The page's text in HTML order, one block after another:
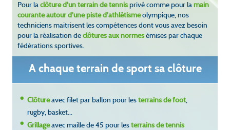
Pour laclôture d'un terrain de tennisprivé comme pour lamain
courante autour d'une piste d'athlétismeolympique, nos
techniciens maitrisent les compétences dont vous avez besoin
pour la réalisation declôtures aux normesémises par chaque
fédérations sportives.
A chaque terrain de sport sa clôture
Clôtureavec filet par ballon pour lesterrains de foot,
rugby, basket...
Grillageavec maille de 45 pour lesterrains de tennis